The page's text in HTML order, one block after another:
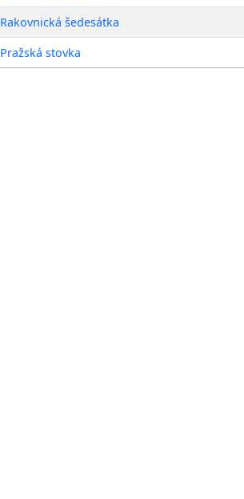
Rakovnická šedesátka
Pražská stovka